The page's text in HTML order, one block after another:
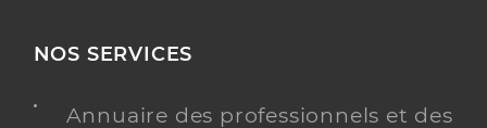
NOS SERVICES
Annuaire des professionnels et des